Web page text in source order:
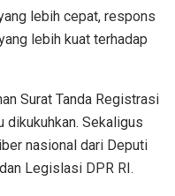
lebih cepat, respons
lebih kuat terhadap
Surat Tanda Registrasi
dikukuhkan. Sekaligus
nasional dari Deputi
Legislasi DPR RI.